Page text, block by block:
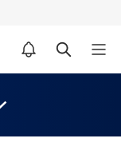
알림설정 바로가기 검색 바로가기 메뉴 열기